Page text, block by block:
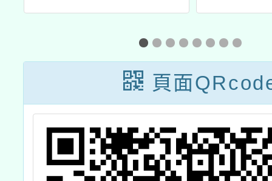
持服務」暑期實
體工作坊資訊
師資
族文
化教
頁面